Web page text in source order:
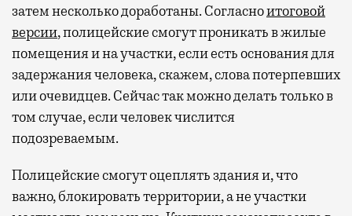
затем несколько доработаны. Согласноитоговой
версии, полицейские смогут проникать в жилые
помещения и на участки, если есть основания для
задержания человека, скажем, слова потерпевших
или очевидцев. Сейчас так можно делать только в
том случае, если человек числится
подозреваемым.
Полицейские смогут оцеплять здания и, что
важно, блокировать территории, а не участки